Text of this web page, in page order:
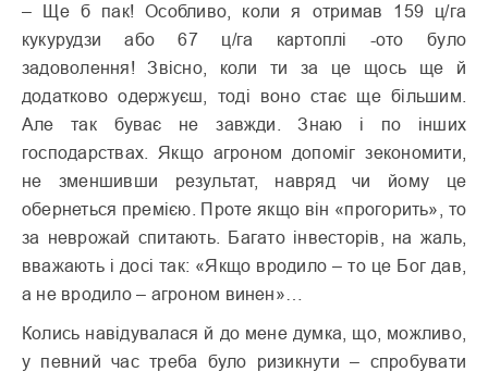
– Ще б пак! Особливо, коли я отримав 159 ц/га
кукурудзи або 67 ц/га картоплі -ото було
задоволення! Звісно, коли ти за це щось ще й
додатково одержуєш, тоді воно стає ще більшим.
Але так буває не завжди. Знаю і по інших
господарствах. Якщо агроном допоміг зекономити,
не зменшивши результат, навряд чи йому це
обернеться премією. Проте якщо він «прогорить», то
за неврожай спитають. Багато інвесторів, на жаль,
вважають і досі так: «Якщо вродило – то це Бог дав,
а не вродило – агроном винен»…
Колись навідувалася й до мене думка, що, можливо,
у певний час треба було ризикнути – спробувати